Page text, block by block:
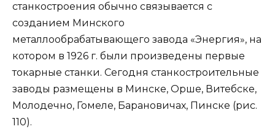
станкостроения обычно связывается с
созданием Минского
металлообрабатывающего завода «Энергия», на
котором в 1926 г. были произведены первые
токарные станки. Сегодня станкостроительные
заводы размещены в Минске, Орше, Витебске,
Молодечно, Гомеле, Барановичах, Пинске (рис.
110).